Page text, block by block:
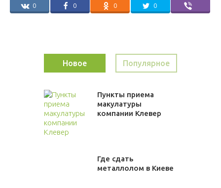
0 0 0 0
Новое Популярное
Пункты приема
макулатуры
компании Клевер
Где сдать
металлолом в Киеве